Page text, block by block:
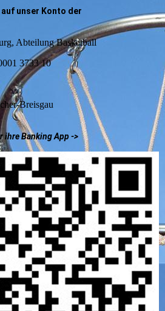
unser Konto der
Abteilung Basketball
3733 10
Breisgau
ihre Banking App ->